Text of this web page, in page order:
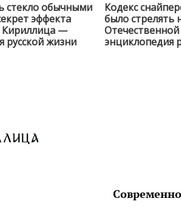
стекло обычными
эффекта
—
русской жизни
Кодекс
было стрелять
энциклопедия